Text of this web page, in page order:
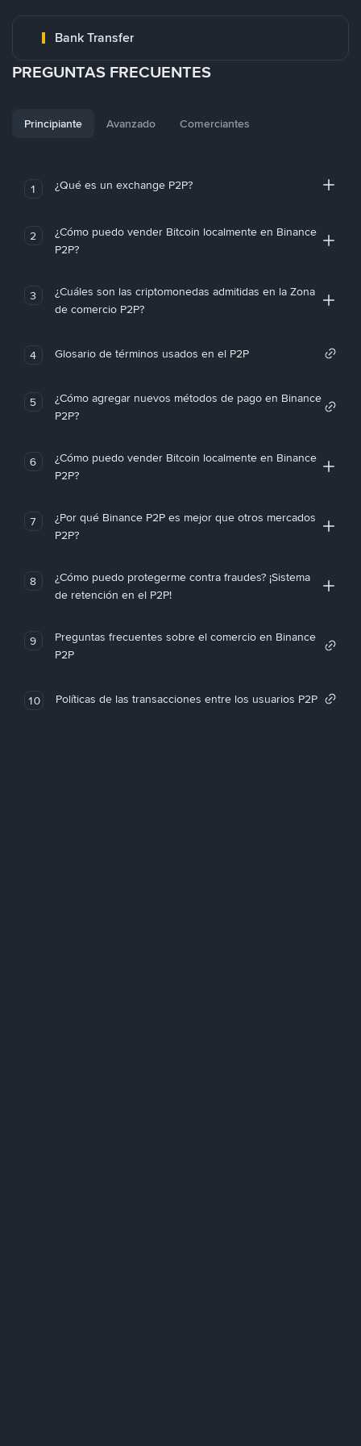
Bank Transfer
PREGUNTAS FRECUENTES
Principiante Avanzado Comerciantes
1 ¿Qué es un exchange P2P?
2
¿Cómo puedo vender Bitcoin localmente en Binance
P2P?
3
¿Cuáles son las criptomonedas admitidas en la Zona
de comercio P2P?
4 Glosario de términos usados en el P2P
5
¿Cómo agregar nuevos métodos de pago en Binance
P2P?
6
¿Cómo puedo vender Bitcoin localmente en Binance
P2P?
7
¿Por qué Binance P2P es mejor que otros mercados
P2P?
8
¿Cómo puedo protegerme contra fraudes? ¡Sistema
de retención en el P2P!
9
Preguntas frecuentes sobre el comercio en Binance
P2P
10 Políticas de las transacciones entre los usuarios P2P